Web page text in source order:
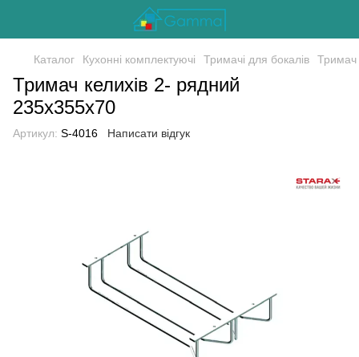
Каталог Кухонні комплектуючі Тримачі для бокалів Тримач
Тримач келихів 2- рядний
235х355х70
Артикул: S-4016 Написати відгук